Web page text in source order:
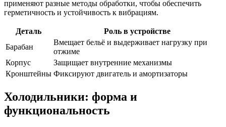
применяют разные методы обработки, чтобы обеспечить
герметичность и устойчивость к вибрациям.
Деталь
Роль в устройстве
Барабан
Вмещает бельё и выдерживает нагрузку при
отжиме
Корпус
Защищает внутренние механизмы
Кронштейны Фиксируют двигатель и амортизаторы
Холодильники: форма и
функциональность